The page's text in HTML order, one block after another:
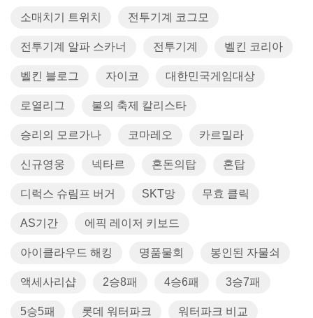
소매치기 트위치 전투기계 코그모
전투기계 알파 스카너 전투기계 벨킨 코리아
벨킨 블로그 자이코 대한민국게임대상
로열리그 불의 축제 칼리스타
승리의 모르가나 코마레오 카르밀라
신규영웅 넥타르 혼돈의탑 혼탑
디럭스 슈림프 버거 SKT망 무효 클릭
AS기간 에픽 레이저 키보드
아이클라우드 해킹 명품물회 봉인된 자물쇠
액세사리샵 2승8패 4승6패 3승7패
5승5패 롯데 워터파크 워터파크 비교